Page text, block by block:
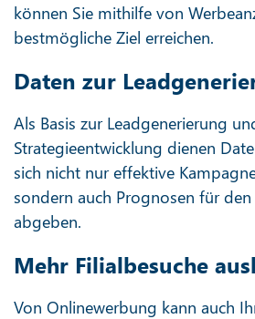
können Sie mithilfe von
bestmögliche Ziel erreichen.
Daten zur
Als Basis zur Leadgenerierung
Strategieentwicklung dienen
sich nicht nur effektive
sondern auch Prognosen für
abgeben.
Mehr Filialbesuche
Von Onlinewerbung kann auch